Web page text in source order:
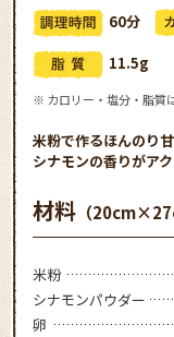
60分
11.5g
※ カロリー・塩分・脂質
米粉で作るほんのり甘
シナモンの香りがアク
材料 （
米粉
シナモンパウダー
卵